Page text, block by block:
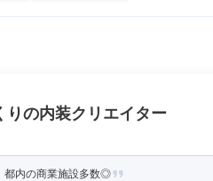
りの内装クリエイター
都内の商業施設多数◎